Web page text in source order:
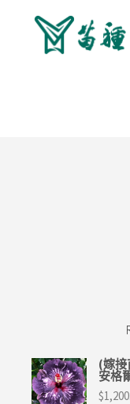
(嫁接
安格
$